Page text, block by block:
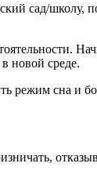
сад/школу,
новой среде.
режим сна и